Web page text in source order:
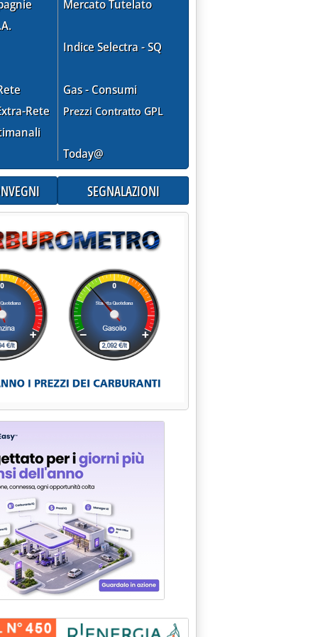
Rete
Mercato Tutelato
Indice Selectra - SQ
Gas - Consumi
Prezzi Contratto GPL
Today@
SEGNALAZIONI